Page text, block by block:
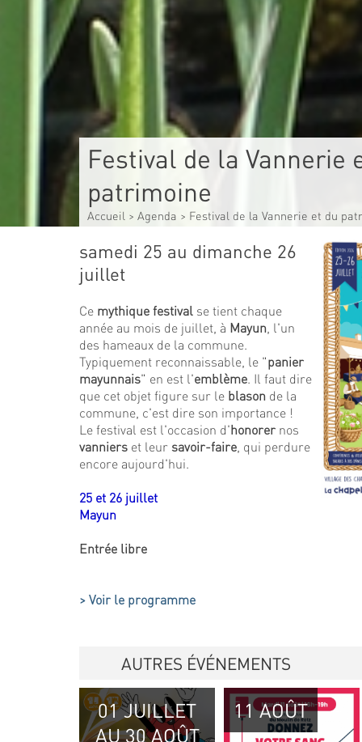
Festival de la Vannerie
patrimoine
Accueil > Agenda > Festival de la Vannerie et du
samedi 25 au dimanche 26
juillet
Ce mythique festival se tient chaque
année au mois de juillet, à Mayun , l'un
des hameaux de la commune.
Typiquement reconnaissable, le "panier
mayunnais" en est l'emblème. Il faut dire
que cet objet figure sur le blason de la
commune, c'est dire son importance !
Le festival est l'occasion d'honorer nos
vanniers et leur savoir-faire , qui perdure
encore aujourd'hui.
25 et 26 juillet
Mayun
Entrée libre
> Voir le programme
AUTRES ÉVÉNEMENTS
01 JUILLET
AU 30 AOÛT
11 AOÛT